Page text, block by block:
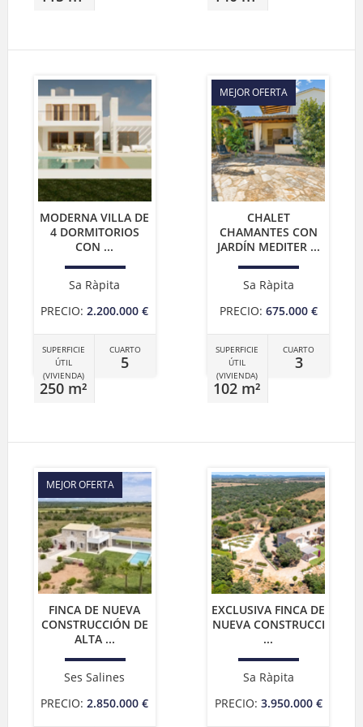
MODERNA VILLA DE
4 DORMITORIOS
CON ...
Sa Ràpita
PRECIO: 2.200.000 €
SUPERFICIE
ÚTIL
(VIVIENDA)
250 m²
CUARTO
5
MEJOR OFERTA
CHALET
CHAMANTES CON
JARDÍN MEDITER ...
Sa Ràpita
PRECIO: 675.000 €
SUPERFICIE
ÚTIL
(VIVIENDA)
102 m²
CUARTO
3
MEJOR OFERTA
FINCA DE NUEVA
CONSTRUCCIÓN DE
ALTA ...
Ses Salines
PRECIO: 2.850.000 €
EXCLUSIVA FINCA DE
NUEVA CONSTRUCCI
...
Sa Ràpita
PRECIO: 3.950.000 €